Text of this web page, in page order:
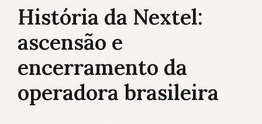
História da Nextel:
ascensão e
encerramento da
operadora brasileira